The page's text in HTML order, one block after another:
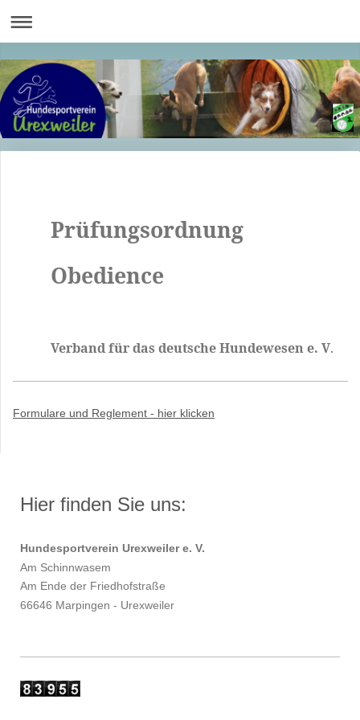
Prüfungsordnung
Obedience
Verband für das deutsche Hundewesen e. V.
Formulare und Reglement - hier klicken
Hier finden Sie uns:
Hundesportverein Urexweiler e. V.
Am Schinnwasem
Am Ende der Friedhofstraße
66646 Marpingen - Urexweiler